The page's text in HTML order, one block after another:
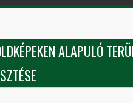
ALAPULÓ